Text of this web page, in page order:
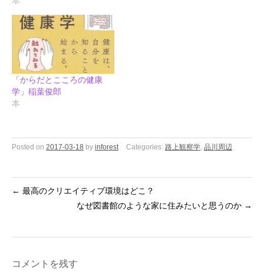
「からだとこころの健康
学」稲葉俊郎
本
Posted on 2017-03-18 by inforest Categories: 路上観察学 品川周辺
← 最高のクリエイティブ環境はどこ？
なぜ図書館のような家に住みたいと思うのか →
コメントを残す